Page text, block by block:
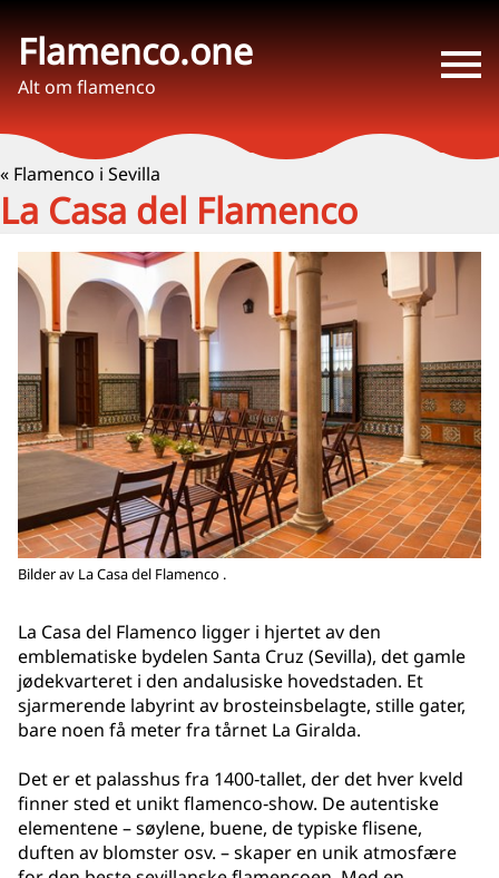
Flamenco.one
Alt om flamenco
« Flamenco i Sevilla
La Casa del Flamenco
Bilder av La Casa del Flamenco .
La Casa del Flamenco ligger i hjertet av den
emblematiske bydelen Santa Cruz (Sevilla), det gamle
jødekvarteret i den andalusiske hovedstaden. Et
sjarmerende labyrint av brosteinsbelagte, stille gater,
bare noen få meter fra tårnet La Giralda.
Det er et palasshus fra 1400‑tallet, der det hver kveld
finner sted et unikt flamenco‑show. De autentiske
elementene – søylene, buene, de typiske flisene,
duften av blomster osv. – skaper en unik atmosfære